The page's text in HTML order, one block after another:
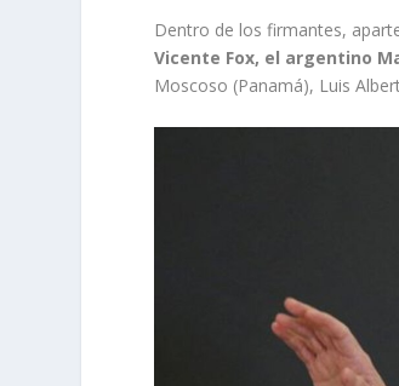
Dentro de los firmantes,
Vicente Fox, el argentino
Moscoso (Panamá), Luis